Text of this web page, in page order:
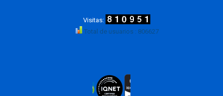
Total de usuarios : 806627